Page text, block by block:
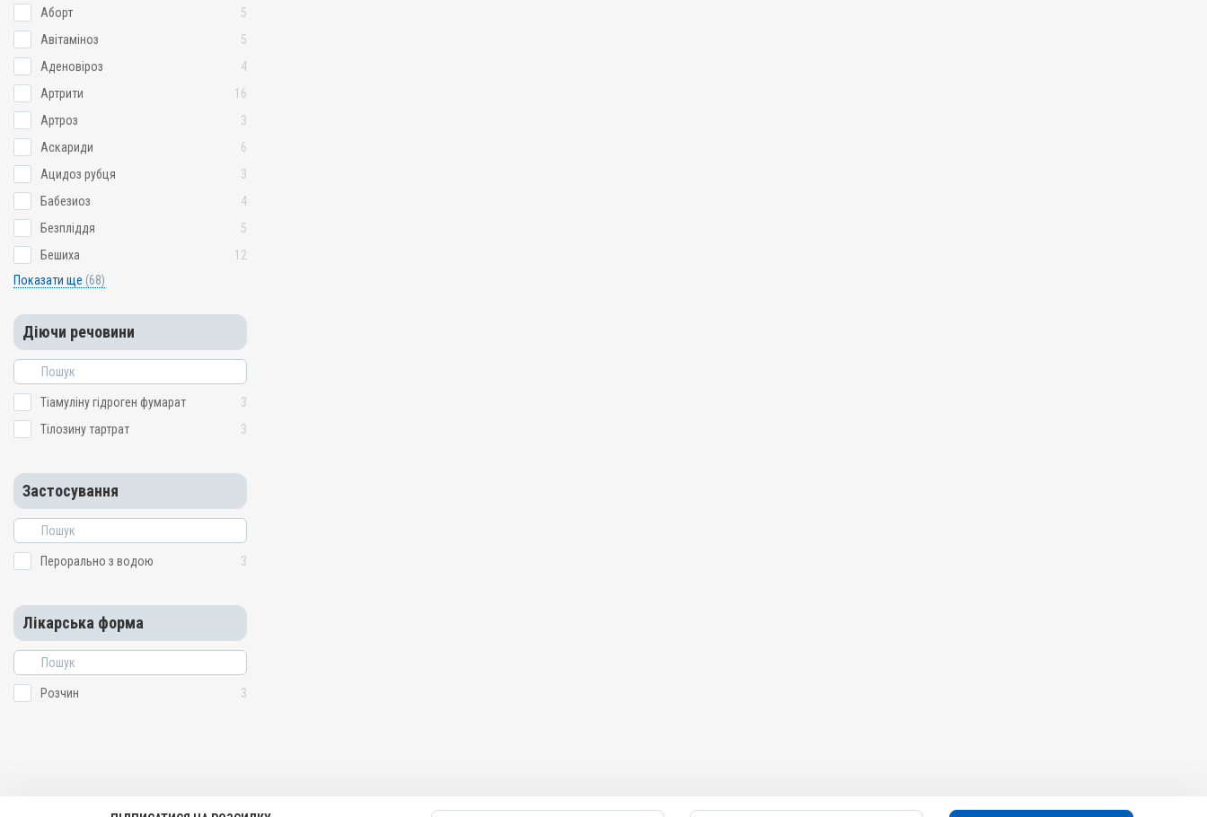
Аборт
5
Авітаміноз
5
Аденовіроз
4
Артрити
16
Артроз
3
Аскариди
6
Ацидоз рубця
3
Бабезиоз
4
Безпліддя
5
Бешиха
12
Показати ще (68)
Діючи речовини
Тіамуліну гідроген фумарат
3
Тілозину тартрат
3
Застосування
Перорально з водою 3
Лікарська форма
Розчин 3